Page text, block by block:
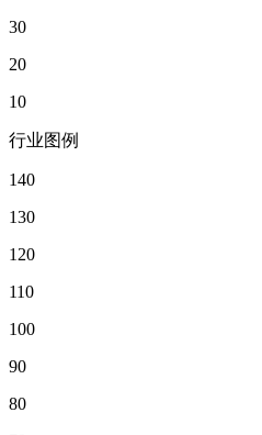
30
20
10
行业图例
140
130
120
110
100
90
80